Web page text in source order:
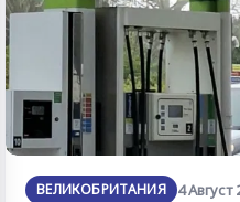
ВЕЛИКОБРИТАНИЯ 4 Август